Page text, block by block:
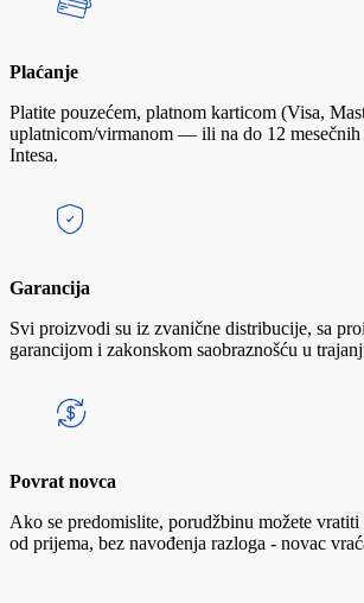
Plaćanje
Platite pouzećem, platnom karticom (Visa,
uplatnicom/virmanom — ili na do 12 mesečnih
Intesa.
Garancija
Svi proizvodi su iz zvanične distribucije, sa
garancijom i zakonskom saobraznošću u
Povrat novca
Ako se predomislite, porudžbinu možete
od prijema, bez navođenja razloga - novac